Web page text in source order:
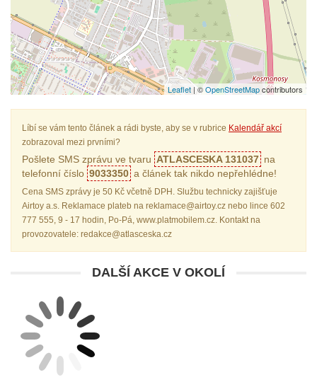
Leaflet | ©OpenStreetMapcontributors
Líbí se vám tento článek a rádi byste, aby se v rubrice Kalendář akcí
zobrazoval mezi prvními?
Pošlete SMS zprávu ve tvaru ATLASCESKA 131037 na
telefonní číslo 9033350 a článek tak nikdo nepřehlédne!
Cena SMS zprávy je 50 Kč včetně DPH. Službu technicky zajišťuje
Airtoy a.s. Reklamace plateb na reklamace@airtoy.cz nebo lince 602
777 555, 9 - 17 hodin, Po-Pá, www.platmobilem.cz. Kontakt na
provozovatele: redakce@atlasceska.cz
DALŠÍ AKCE V OKOLÍ